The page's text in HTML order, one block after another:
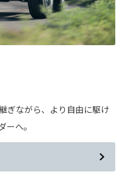
ぎながら、より自由に駆け
へ。